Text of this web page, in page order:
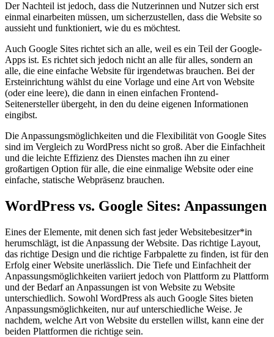
Der Nachteil ist jedoch, dass die Nutzerinnen und Nutzer sich erst
einmal einarbeiten müssen, um sicherzustellen, dass die Website so
aussieht und funktioniert, wie du es möchtest.
Auch Google Sites richtet sich an alle, weil es ein Teil der Google-
Apps ist. Es richtet sich jedoch nicht an alle für alles, sondern an
alle, die eine einfache Website für irgendetwas brauchen. Bei der
Ersteinrichtung wählst du eine Vorlage und eine Art von Website
(oder eine leere), die dann in einen einfachen Frontend-
Seitenersteller übergeht, in den du deine eigenen Informationen
eingibst.
Die Anpassungsmöglichkeiten und die Flexibilität von Google Sites
sind im Vergleich zu WordPress nicht so groß. Aber die Einfachheit
und die leichte Effizienz des Dienstes machen ihn zu einer
großartigen Option für alle, die eine einmalige Website oder eine
einfache, statische Webpräsenz brauchen.
WordPress vs. Google Sites: Anpassungen
Eines der Elemente, mit denen sich fast jeder Websitebesitzer*in
herumschlägt, ist die Anpassung der Website. Das richtige Layout,
das richtige Design und die richtige Farbpalette zu finden, ist für den
Erfolg einer Website unerlässlich. Die Tiefe und Einfachheit der
Anpassungsmöglichkeiten variiert jedoch von Plattform zu Plattform
und der Bedarf an Anpassungen ist von Website zu Website
unterschiedlich. Sowohl WordPress als auch Google Sites bieten
Anpassungsmöglichkeiten, nur auf unterschiedliche Weise. Je
nachdem, welche Art von Website du erstellen willst, kann eine der
beiden Plattformen die richtige sein.